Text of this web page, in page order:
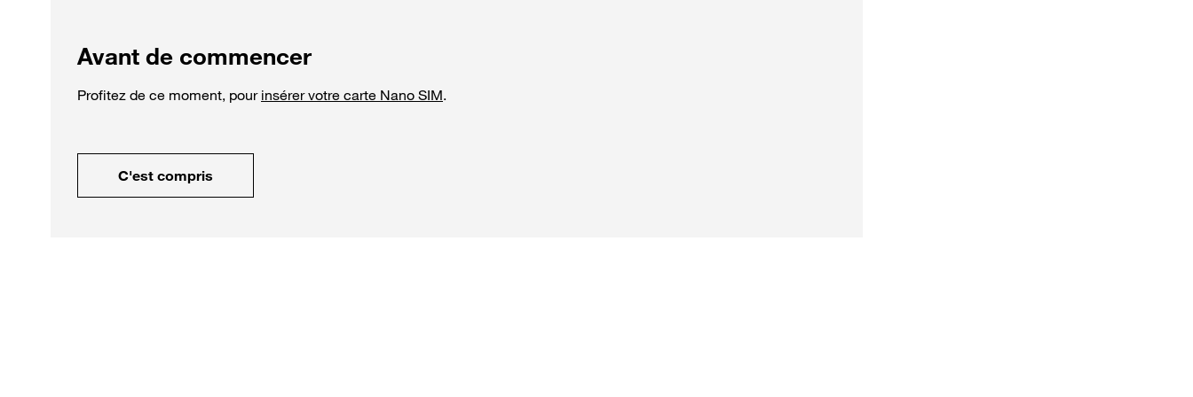
Avant de commencer
Profitez de ce moment, pour insérer votre carte Nano SIM.
C'est compris